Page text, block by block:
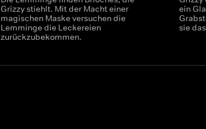
Grizzy stiehlt. Mit der Macht einer
magischen Maske versuchen die
Lemminge die Leckereien
zurückzubekommen.
ein
sie